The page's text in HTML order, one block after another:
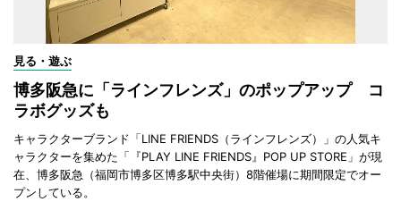
見る・遊ぶ
博多阪急に「ラインフレンズ」のポップアップ コ
ラボグッズも
キャラクターブランド「LINE FRIENDS（ラインフレンズ）」の人気キ
ャラクターを集めた「『PLAY LINE FRIENDS』POP UP STORE」が現
在、博多阪急（福岡市博多区博多駅中央街）8階催場に期間限定でオー
プンしている。